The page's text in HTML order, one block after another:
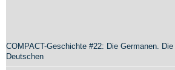
COMPACT-Geschichte #22: Die Germanen.
Deutschen